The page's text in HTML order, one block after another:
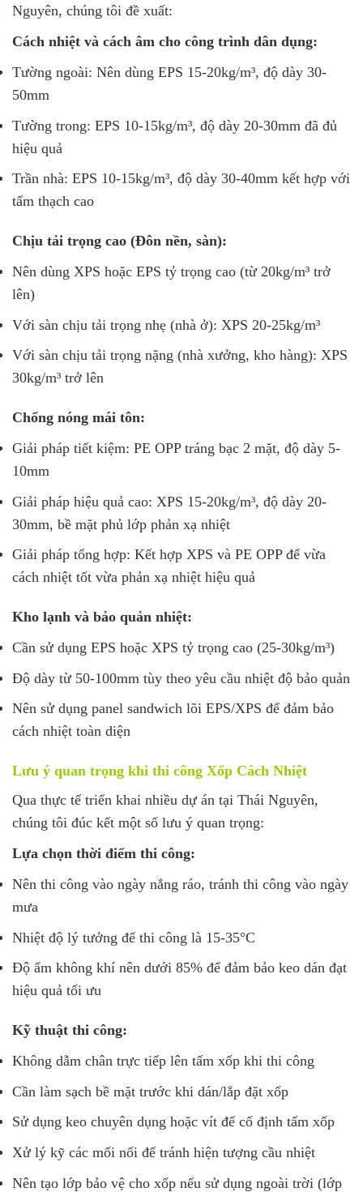
Nguyên, chúng tôi đề xuất:
Cách nhiệt và cách âm cho công trình dân dụng:
Tường ngoài: Nên dùng EPS 15-20kg/m³, độ dày 30-
50mm
Tường trong: EPS 10-15kg/m³, độ dày 20-30mm đã đủ
hiệu quả
Trần nhà: EPS 10-15kg/m³, độ dày 30-40mm kết hợp với
tấm thạch cao
Chịu tải trọng cao (Đôn nền, sàn):
Nên dùng XPS hoặc EPS tỷ trọng cao (từ 20kg/m³ trở
lên)
Với sàn chịu tải trọng nhẹ (nhà ở): XPS 20-25kg/m³
Với sàn chịu tải trọng nặng (nhà xưởng, kho hàng): XPS
30kg/m³ trở lên
Chống nóng mái tôn:
Giải pháp tiết kiệm: PE OPP tráng bạc 2 mặt, độ dày 5-
10mm
Giải pháp hiệu quả cao: XPS 15-20kg/m³, độ dày 20-
30mm, bề mặt phủ lớp phản xạ nhiệt
Giải pháp tổng hợp: Kết hợp XPS và PE OPP để vừa
cách nhiệt tốt vừa phản xạ nhiệt hiệu quả
Kho lạnh và bảo quản nhiệt:
Cần sử dụng EPS hoặc XPS tỷ trọng cao (25-30kg/m³)
Độ dày từ 50-100mm tùy theo yêu cầu nhiệt độ bảo quản
Nên sử dụng panel sandwich lõi EPS/XPS để đảm bảo
cách nhiệt toàn diện
Lưu ý quan trọng khi thi công Xốp Cách Nhiệt
Qua thực tế triển khai nhiều dự án tại Thái Nguyên,
chúng tôi đúc kết một số lưu ý quan trọng:
Lựa chọn thời điểm thi công:
Nên thi công vào ngày nắng ráo, tránh thi công vào ngày
mưa
Nhiệt độ lý tưởng để thi công là 15-35°C
Độ ẩm không khí nên dưới 85% để đảm bảo keo dán đạt
hiệu quả tối ưu
Kỹ thuật thi công:
Không dẫm chân trực tiếp lên tấm xốp khi thi công
Cần làm sạch bề mặt trước khi dán/lắp đặt xốp
Sử dụng keo chuyên dụng hoặc vít để cố định tấm xốp
Xử lý kỹ các mối nối để tránh hiện tượng cầu nhiệt
Nên tạo lớp bảo vệ cho xốp nếu sử dụng ngoài trời (lớp